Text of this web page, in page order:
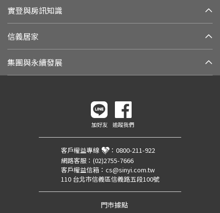
實登與房訊知識
信義居家
集團與永續發展
加好友 追蹤我們
客戶權益專線 ： 0800-211-922
網路客服： (02)2755-7666
客戶權益信箱： cs@sinyi.com.tw
110 台北市信義區信義路五段100號
門市據點